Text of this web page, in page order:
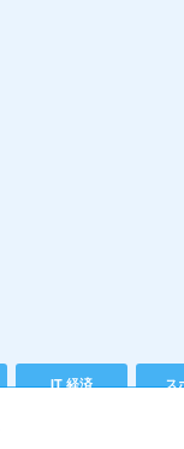
IT 経済 ス